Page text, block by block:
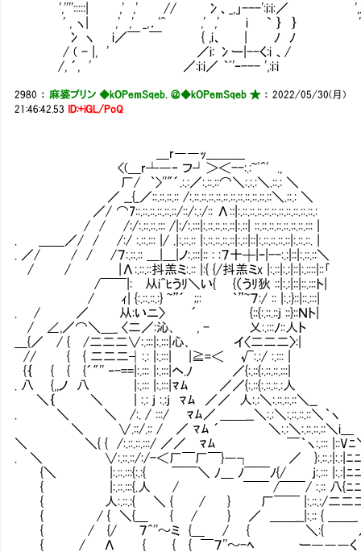
','''':::::| ,' ,' // 冫、_,」---':i:i:／
' , ヽ| ,' ,' _,．'^ ,' ,' i ` ｝ ｝
冫 ヽ i／￣ ￣ { ,i、 | ﾉ ﾉ
/ ( - |, ' ／i: 冫ー|--く:i 、/
/, ´, ' ／:i:i／ ｀ﾞ'ｰ--- ',:i:i
2980 ： 麻婆プリン ◆kOPemSqeb. ＠◆kOPemSqeb ★：2022/05/30(月)
21:46:42.53
ID:+iGL/PoQ
＿r――ｯ＿＿＿
<(＿r┴―‐ フ┘＞＜--:.:~ﾟ^' .,
厂/ ｀>''"´.:.:／:.::.::⌒＼:.:.:＼.::.: ＼
／ __{_／::.::.::.:: /:.::.::.::.::.::.::.::.::.::.::.::＼.::.: ＼
／/ ⌒7::.::.::.::.::.::/::/:.:/:: Λ::|:.::.::.::.::.::.::.::.::.::.::.:
/ / /:/:.::.::.::: /|:/:.:::|:.::.::.::.::|:.::| ::.::.::.::.::.::.::.::: |
. ＿＿／/ / /:/ :.::.::: |/ .|:.::.:: |:.::.::.::.::|:.::|::|:.::.::.::.::|:.::.::. |
. ／/ / / /７:.::.:: ＿|＿|ノ:.:::|:: : :７十┼|ｰ|--:.:|::|:.::.::＼
/ / |Λ:.::.::抖羔ミ:.:: |:{ {/抖羔ミx |:.::|:.:|::|:.::::|::｢
/￣￣|:Ⅵ从i^ﾋうﾘ＼い{ {（うﾘ狄 ::|:.:|::|::.:::ト|
/ ｨ| {:.::.::.:} ~”´ ;;: ｀”~７:/ :: |:.:}::|::.:::|
. / ／ 从:いニ〉 ´ {::{:.::.::j ::}::Ｎト| ……
/ ∠,／⌒＼＿_ 〈二／:沁､ , - 乂:.:::ﾉ::人ト
＿{／ / { /二二二∨:.:::|:.:::|心､ イ〈二二二〉:|
// { { 二二二┤:.: |:.:::| |≧=＜ √:.:/ :.::: |
{｛ { { {´"'' ‐-==|:.::: |:.:::|ヘ.ﾉ ／{:.::{:.::.::.:::|
. 八 {,,ノ 八 |:.::: |:.:::|ﾏﾑ ／／{:.::{:.::.::.:人
＼｛ ＼ | :.: j :.:j ﾏﾑ ／／ 人:.:＼:.::.::.::＼__
. ＼ ＼ /:. / :::/ ﾏﾑ／ ＿＿__＼:.:＼:.::.::.::＼｀ヽ
＼ ∨.::/.:: / ／ ﾏﾑ ´ ＼:.:＼:.::.::.::＼i＿
＼ ＼{ { /:.::.::.:::/ ／／ ﾏﾑ ￣｀ヽ:.::: |::Vﾆ
. ＼ ∨:.::.::/:/-＜厂￣厂￣}―┐ ／ }:.::.:|:.:|ﾆﾆ
{＼ |:.::.:::{:.:{ ￣￣＼ ﾉ＿ ﾉ￣￣ﾉ{/ j:.::: |:.:|ﾆﾆ
{ |:.::.:::{.人 / ￣￣ /￣￣/ :.:: 八{ﾆﾆﾆ
{ 人:.::.:{ ＼ { / } 厂￣￣ |:.::.:/二二
{ / { ＼{＿ { / } ／ ＿＿__|:.:: { ＿＿
{ / {/ ７^''～ミ {＿ / { ＼:{ ﾉ
{ / Λ { { { ￣７''～-ﾍ ー―――く